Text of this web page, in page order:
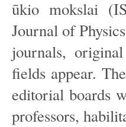
ūkio mokslai
Journal of
journals,
fields appear.
editorial boards
professors,